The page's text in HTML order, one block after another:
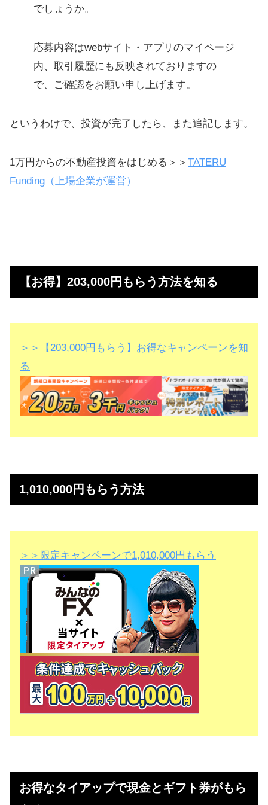
でしょうか。
応募内容はwebサイト・アプリのマイページ
内、取引履歴にも反映されておりますの
で、ご確認をお願い申し上げます。
というわけで、投資が完了したら、また追記します。
1万円からの不動産投資をはじめる＞＞ TATERU
Funding（上場企業が運営）
【お得】203,000円もらう方法を知る
＞＞【203,000円もらう】お得なキャンペーンを知
る
1,010,000円もらう方法
＞＞限定キャンペーンで1,010,000円もらう
お得なタイアップで現金とギフト券がもら